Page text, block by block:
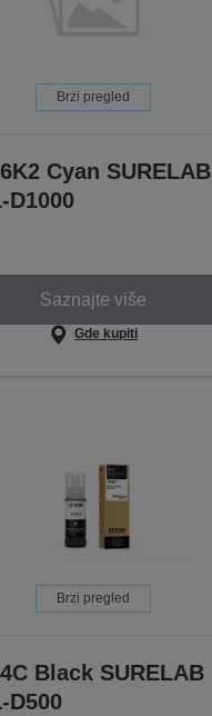
Brzi pregled
Cyan SURELAB
D1000
Saznajte više
Gde kupiti
Brzi pregled
Black SURELAB
D500